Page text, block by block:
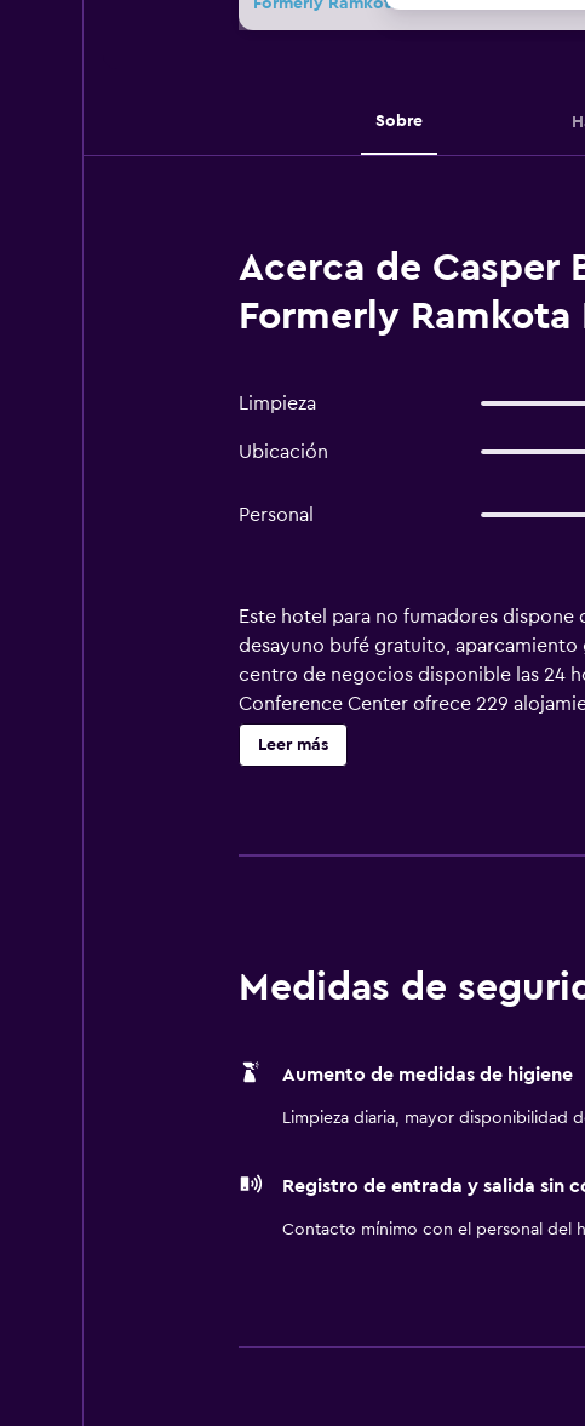
Formerly Ramkota Hotel
Sobre
Acerca de Casper
Formerly Ramkota
Limpieza
Ubicación
Personal
Este hotel para no fumadores dispone
desayuno bufé gratuito,
centro de negocios disponible las 24
Conference Center ofrece 229
microondas. Los baños están
cable. Los servicios para las personas
Leer más
Medidas de
Aumento de medidas de higiene
Limpieza diaria, mayor disponibilidad
Registro de entrada y salida sin
Contacto mínimo con el personal del